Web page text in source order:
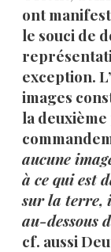
ont
le souci de
exception.
images
la
aucune
à ce qui est
sur la terre,
au-dessous
cf. aussi